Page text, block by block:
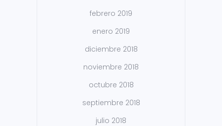
febrero 2019
enero 2019
diciembre 2018
noviembre 2018
octubre 2018
septiembre 2018
julio 2018